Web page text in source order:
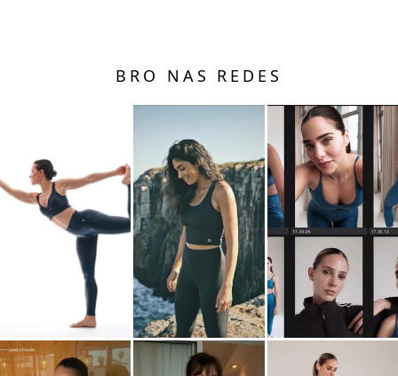
BRO NAS REDES